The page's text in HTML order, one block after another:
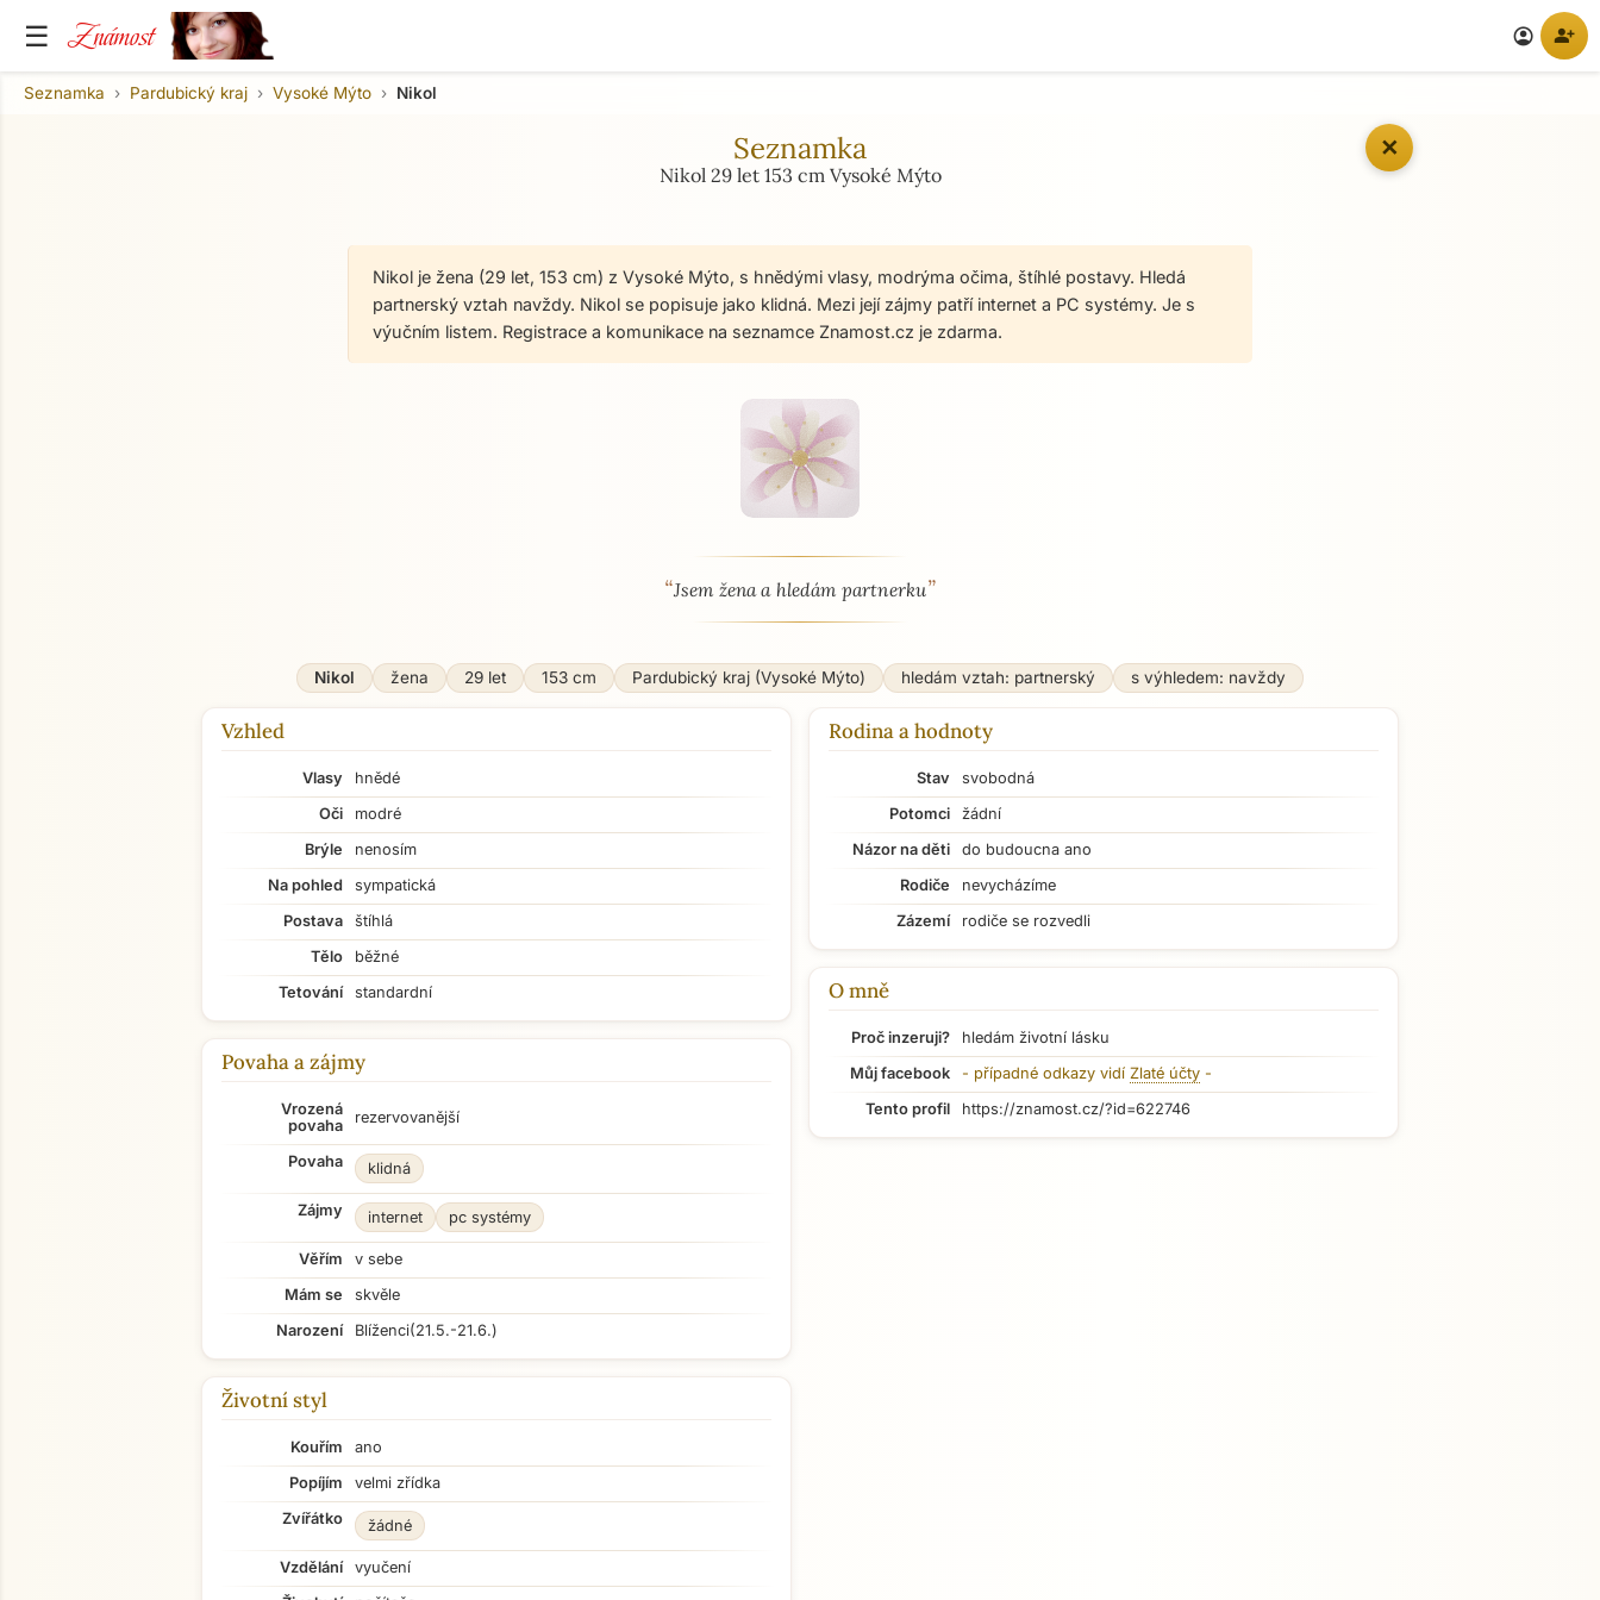
☰ Známost account_circle person_add
✕
Seznamka Pardubický kraj Vysoké Mýto Nikol
Seznamka
Nikol 29 let 153 cm Vysoké Mýto
Nikol je žena (29 let, 153 cm) z Vysoké Mýto, s hnědými vlasy, modrýma očima, štíhlé postavy. Hledá
partnerský vztah navždy. Nikol se popisuje jako klidná. Mezi její zájmy patří internet a PC systémy. Je s
výučním listem. Registrace a komunikace na seznamce Znamost.cz je zdarma.
O mně - seznamka profil
“Jsem žena a hledám partnerku”
Nikol žena 29 let 153 cm Pardubický kraj (Vysoké Mýto) hledám vztah: partnerský s výhledem: navždy
Vzhled
Vlasy
hnědé
Oči
modré
Brýle
nenosím
Na pohled
sympatická
Postava
štíhlá
Tělo
běžné
Tetování
standardní
Povaha a zájmy
Vrozená
povaha
rezervovanější
Povaha klidná
Zájmy internet pc systémy
Věřím
v sebe
Mám se
skvěle
Narození
Blíženci(21.5.-21.6.)
Životní styl
Kouřím
ano
Popíjím
velmi zřídka
Zvířátko
žádné
Vzdělání
vyučení
Rodina a hodnoty
Stav
svobodná
Potomci
žádní
Názor na děti
do budoucna ano
Rodiče
nevycházíme
Zázemí
rodiče se rozvedli
O mně
Proč inzeruji?
hledám životní lásku
Můj facebook
- případné odkazy vidí Zlaté účty -
Tento profil
https://znamost.cz/?id=622746